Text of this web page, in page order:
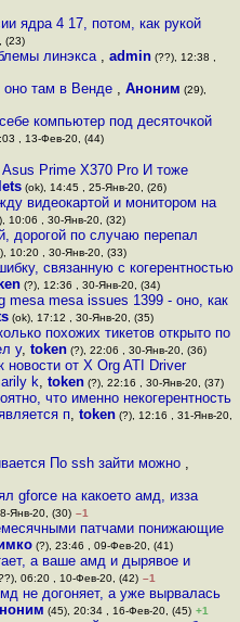
ядра 4 17, потом, как рукой
(23)
линэкса ,admin (??), 12:38 ,
оно там в Венде , Аноним (29),
компьютер под десяточкой
, 13-Фев-20, (44)
Prime X370 Pro И тоже
(ok), 14:45 , 25-Янв-20, (26)
видеокартой и монитором на
10:06 , 30-Янв-20, (32)
дорогой по случаю перепал
10:20 , 30-Янв-20, (33)
связанную с когерентностью
(?), 12:36 , 30-Янв-20, (34)
mesa mesa issues 1399 - оно, как
(ok), 17:12 , 30-Янв-20, (35)
похожих тикетов открыто по
у, token(?), 22:06 , 30-Янв-20, (36)
новости от X Org ATI Driver
k,token (?), 22:16 , 30-Янв-20, (37)
что именно некогерентность
п, token(?), 12:16 , 31-Янв-20,
По ssh зайти можно ,
gforce на какоето амд, изза
Янв-20, (30) –1
патчами понижающие
(?), 23:46 , 09-Фев-20, (41)
а ваше амд и дырявое и
06:20 , 10-Фев-20, (42) –1
не догоняет, а уже вырвалась
(45), 20:34 , 16-Фев-20, (45) +1